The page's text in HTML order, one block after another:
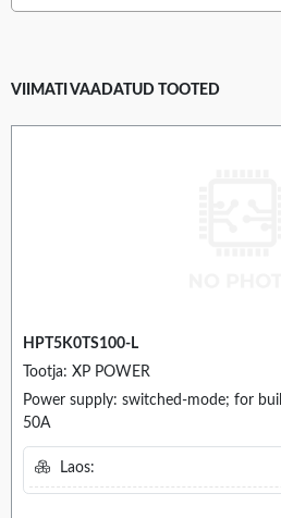
VIIMATI VAADATUD TOOTED
HPT5K0TS100-L
Tootja: XP POWER
Power supply: switched-mode; for
50A
Laos: